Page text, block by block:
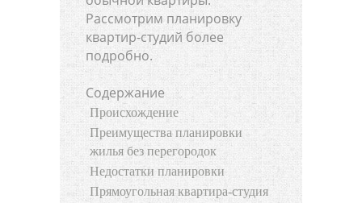
Рассмотрим планировку
квартир-студий более
подробно.
Содержание
Происхождение
Преимущества планировки
жилья без перегородок
Недостатки планировки
Прямоугольная квартира-студия